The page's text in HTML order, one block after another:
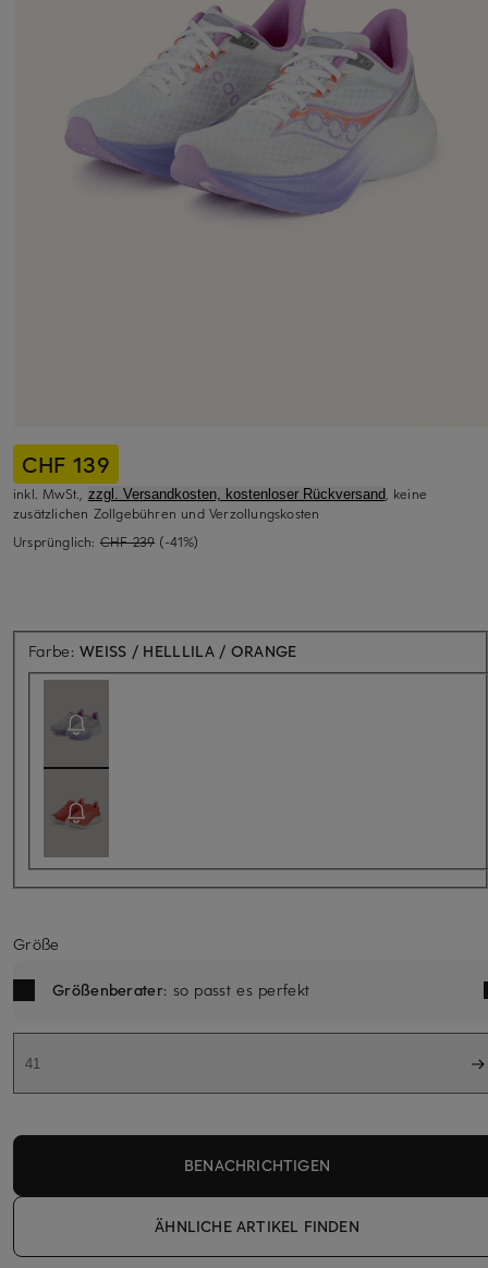
CHF 139
inkl. MwSt., zzgl. Versandkosten, kostenloser Rückversand, keine
zusätzlichen Zollgebühren und Verzollungskosten
Ursprünglich: CHF 239 (-41%)
Farbe:WEISS / HELLLILA / ORANGEAktuell nicht verfügbar
Größe
Größenberater: so passt es perfekt
41
BENACHRICHTIGEN
ÄHNLICHE ARTIKEL FINDEN